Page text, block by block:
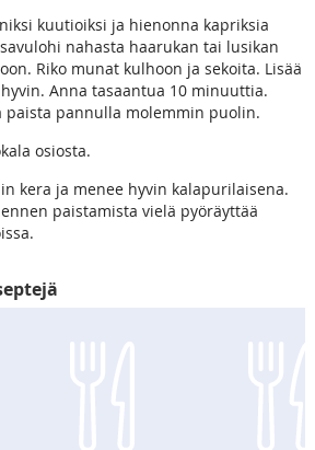
kuutioiksi ja hienonna kapriksia
nahasta haarukan tai lusikan
Riko munat kulhoon ja sekoita. Lisää
Anna tasaantua 10 minuuttia.
paista pannulla molemmin puolin.
osiosta.
kera ja menee hyvin kalapurilaisena.
paistamista vielä pyöräyttää